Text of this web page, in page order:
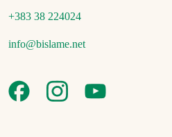
+383 38 224024
info@bislame.net